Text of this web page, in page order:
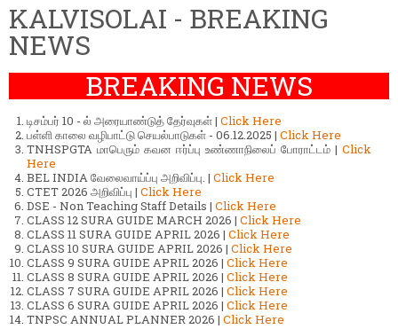
KALVISOLAI - BREAKING
NEWS
BREAKING NEWS
டிசம்பர் 10 - ல் அரையாண்டுத் தேர்வுகள் | Click Here
பள்ளி காலை வழிபாட்டு செயல்பாடுகள் - 06.12.2025 | Click Here
TNHSPGTA மாபெரும் கவன ஈர்ப்பு உண்ணாநிலைப் போராட்டம் | Click
Here
BEL INDIA வேலைவாய்ப்பு அறிவிப்பு. | Click Here
CTET 2026 அறிவிப்பு | Click Here
DSE - Non Teaching Staff Details | Click Here
CLASS 12 SURA GUIDE MARCH 2026 | Click Here
CLASS 11 SURA GUIDE APRIL 2026 | Click Here
CLASS 10 SURA GUIDE APRIL 2026 | Click Here
CLASS 9 SURA GUIDE APRIL 2026 | Click Here
CLASS 8 SURA GUIDE APRIL 2026 | Click Here
CLASS 7 SURA GUIDE APRIL 2026 | Click Here
CLASS 6 SURA GUIDE APRIL 2026 | Click Here
TNPSC ANNUAL PLANNER 2026 | Click Here